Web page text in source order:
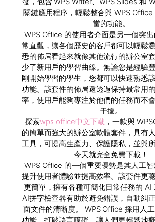
關鍵應用程序，輕鬆整合與 WPS Office
當的功能。
WPS Office 的使用者介面是另一個突
常直觀，讓各個歷史的客戶都可以輕鬆
悉的佈局看起來就像其他流行的辦公室
少了新用戶的學習曲線。無論您是經驗
剛開始學習的學生，您都可以快速熟悉
功能。該套件的佈局還透過保持最常用
率，使用戶能夠專注於他們的任務而不
干擾。
探索wps office中文下载 ，一款與
的簡單而強大的辦公室軟體套件，具有
工具，可提高生產力、保護隱私，並與所
今天就完全免費下載！
WPS Office 的一個重要優勢是其人工
提升使用者體驗並提高效率。該套件更聰
更簡單，擁有各種可簡化日常任務的 AI
AI拼字檢查器有助於避免錯誤，自動糾
面文件的清晰度。 WPS Office 採用人
功能，打破語言障礙，讓人們更輕鬆地